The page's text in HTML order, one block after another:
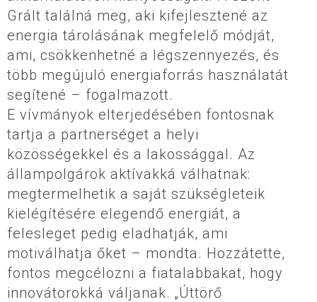
Grált találná meg, aki kifejlesztené az
energia tárolásának megfelelő módját,
ami, csökkenhetné a légszennyezés, és
több megújuló energiaforrás használatát
segítené – fogalmazott.
E vívmányok elterjedésében fontosnak
tartja a partnerséget a helyi
közösségekkel és a lakossággal. Az
állampolgárok aktívakká válhatnak:
megtermelhetik a saját szükségleteik
kielégítésére elegendő energiát, a
felesleget pedig eladhatják, ami
motiválhatja őket – mondta. Hozzátette,
fontos megcélozni a fiatalabbakat, hogy
innovátorokká váljanak. „Úttörő